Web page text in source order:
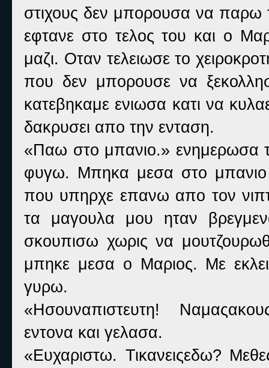
στιχους δεν μπορουσα να
εφτανε στο τελος του και ο
μαζι. Οταν τελειωσε το
που δεν μπορουσε να
κατεβηκαμε ενιωσα κατι να
δακρυσει απο την ενταση.
«Παω στο μπανιο.» ενημερωσα
φυγω. Μπηκα μεσα στο μπανιο
που υπηρχε επανω απο τον
τα μαγουλα μου ηταν
σκουπισω χωρις να
μπηκε μεσα ο Μαριος. Με
γυρω.
«Ησουναπιστευτη!
εντονα και γελασα.
«Ευχαριστω. Τικανειςεδω?